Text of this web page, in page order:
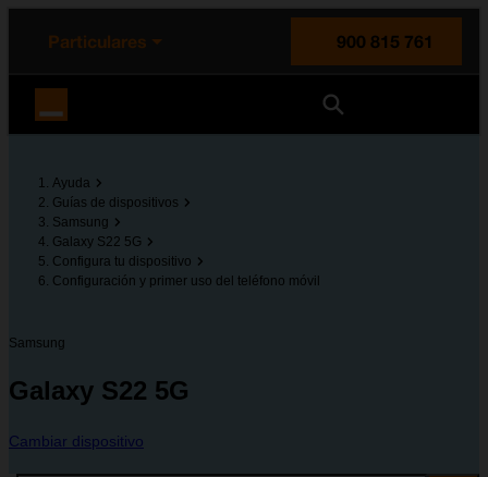
principal
la página
Particulares
900 815 761
Ayuda
Guías de dispositivos
Samsung
Galaxy S22 5G
Configura tu dispositivo
Configuración y primer uso del teléfono móvil
Samsung
Galaxy S22 5G
Cambiar dispositivo